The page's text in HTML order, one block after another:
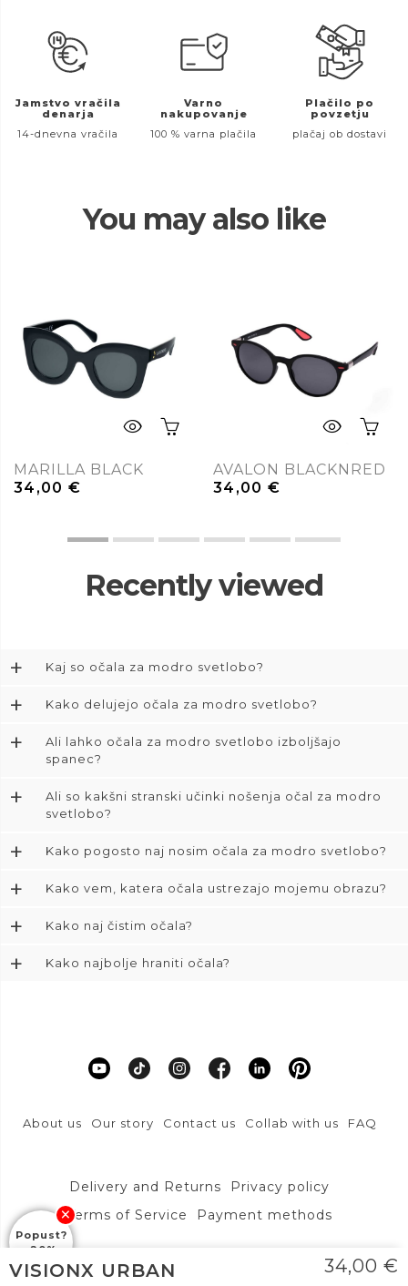
Jamstvo vračila
denarja
14-dnevna vračila
Varno
nakupovanje
100 % varna plačila
Plačilo po
povzetju
plačaj ob dostavi
You may also like
MARILLA BLACK
34,00€
AVALON BLACKNRED
34,00€
Recently viewed
+ Kaj so očala za modro svetlobo?
+ Kako delujejo očala za modro svetlobo?
+
Ali lahko očala za modro svetlobo izboljšajo
spanec?
+
Ali so kakšni stranski učinki nošenja očal za modro
svetlobo?
+ Kako pogosto naj nosim očala za modro svetlobo?
+ Kako vem, katera očala ustrezajo mojemu obrazu?
+ Kako naj čistim očala?
+ Kako najbolje hraniti očala?
About us Our story Contact us Collab with us FAQ
Delivery and Returns
Privacy policy
Terms of Service
Payment methods
DFVU d.o.o., Liparjeva ulica 6a, 1234 Mengeš
Popust?
-20%
VISIONX URBAN 34,00 €